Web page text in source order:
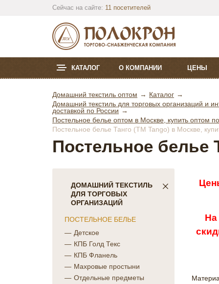
Сейчас на сайте: 11 посетителей
КАТАЛОГ О КОМПАНИИ ЦЕНЫ
Домашний текстиль оптом
Каталог
Домашний текстиль для торговых организаций и
доставкой по России
Постельное белье оптом в Москве, купить оптом
Постельное белье Танго (ТМ Tango) в Москве,
Постельное белье
ДОМАШНИЙ ТЕКСТИЛЬ
ДЛЯ ТОРГОВЫХ
ОРГАНИЗАЦИЙ
ПОСТЕЛЬНОЕ БЕЛЬЕ
Детское
КПБ Голд Текс
КПБ Фланель
Махровые простыни
Отдельные предметы
На